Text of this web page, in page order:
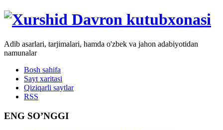
Adib asarlari, tarjimalari, hamda o'zbek va jahon adabiyotidan
namunalar
Bosh sahifa
Sayt xaritasi
Qiziqarli saytlar
RSS
ENG SO’NGGI